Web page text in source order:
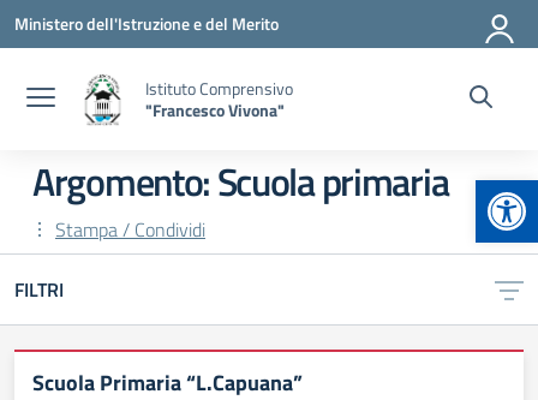
Vai ai contenuti
Vai al menu di navigazione
Vai al footer
Ministero dell'Istruzione e del Merito
Istituto Comprensivo
"Francesco Vivona"
Argomento: Scuola primaria
Stampa / Condividi
FILTRI
Scuola Primaria “L.Capuana”